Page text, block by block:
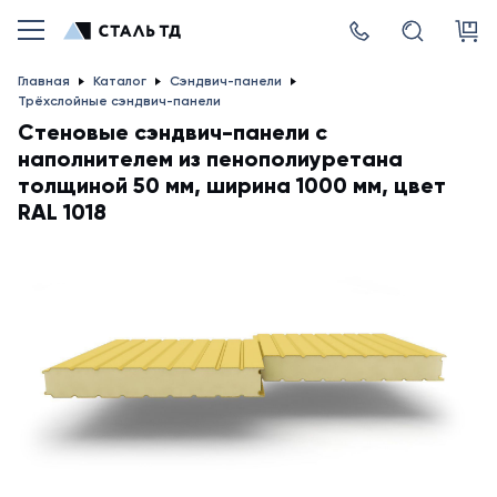
Главная Каталог
Сэндвич-панели
Трёхслойные сэндвич-панели
Стеновые сэндвич-панели с
наполнителем из пенополиуретана
толщиной 50 мм, ширина 1000 мм, цвет
RAL 1018